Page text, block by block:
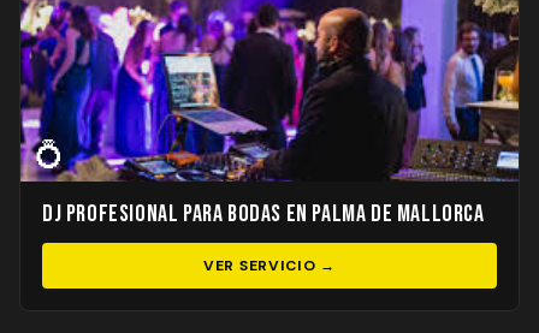
💍
DJ Profesional para Bodas en Palma de Mallorca
VER SERVICIO →